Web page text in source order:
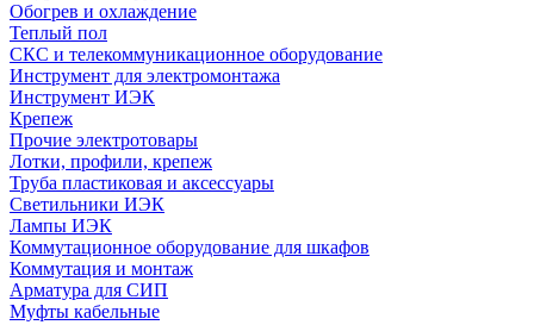
Обогрев и охлаждение
Теплый пол
СКС и телекоммуникационное оборудование
Инструмент для электромонтажа
Инструмент ИЭК
Крепеж
Прочие электротовары
Лотки, профили, крепеж
Труба пластиковая и аксессуары
Светильники ИЭК
Лампы ИЭК
Коммутационное оборудование для шкафов
Коммутация и монтаж
Арматура для СИП
Муфты кабельные